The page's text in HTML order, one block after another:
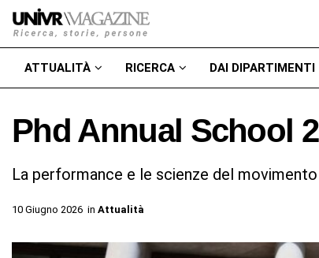
ATTUALITÀ RICERCA DAI DIPARTIMENTI
Phd Annual School
La performance e le scienze del
10 Giugno 2026 in Attualità